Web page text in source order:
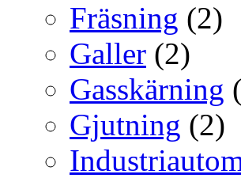
Fräsning (2)
Galler (2)
Gasskärning
Gjutning (2)